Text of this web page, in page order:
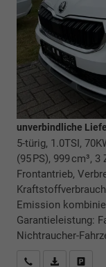
unverbindliche
5-türig, 1.0TSI,
(95 PS), 999 cm³,
Frontantrieb,
Emission
Garantieleistung:
Nichtraucher-
RückrufbittePDF-Datei,